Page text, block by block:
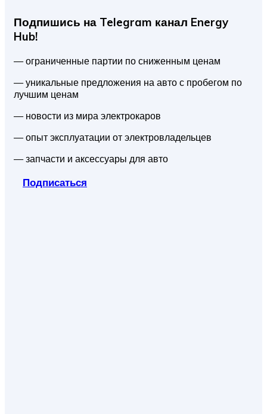
Подпишись на Telegram канал Energy
Hub!
— ограниченные партии по сниженным ценам
— уникальные предложения на авто с пробегом по
лучшим ценам
— новости из мира электрокаров
— опыт эксплуатации от электровладельцев
— запчасти и аксессуары для авто
Подписаться